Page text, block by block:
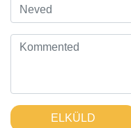
ELKÜLD